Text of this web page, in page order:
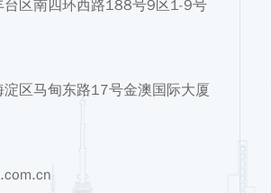
台区南四环西路188号9区1-9号
区马甸东路17号金澳国际大厦